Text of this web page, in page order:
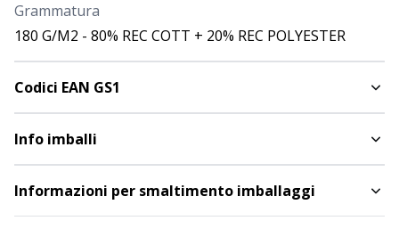
Grammatura
180 G/M2 - 80% REC COTT + 20% REC POLYESTER
Codici EAN GS1
Info imballi
Informazioni per smaltimento imballaggi